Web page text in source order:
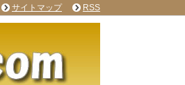
サイトマップ RSS